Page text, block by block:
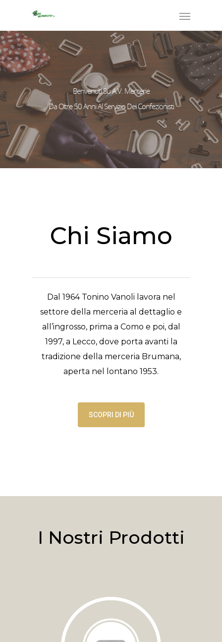
Benvenuti Su A.V. Mercerie
Da Oltre 50 Anni Al Servizio Dei Confezionisti
Chi Siamo
Dal 1964 Tonino Vanoli lavora nel
settore della merceria al dettaglio e
all’ingrosso, prima a Como e poi, dal
1997, a Lecco, dove porta avanti la
tradizione della merceria Brumana,
aperta nel lontano 1953.
SCOPRI DI PIÙ
I Nostri Prodotti